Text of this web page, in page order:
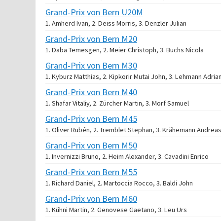
Grand-Prix von Bern U20M
1. Amherd Ivan, 2. Deiss Morris, 3. Denzler Julian
Grand-Prix von Bern M20
1. Daba Temesgen, 2. Meier Christoph, 3. Buchs Nicola
Grand-Prix von Bern M30
1. Kyburz Matthias, 2. Kipkorir Mutai John, 3. Lehmann
Grand-Prix von Bern M40
1. Shafar Vitaliy, 2. Zürcher Martin, 3. Morf Samuel
Grand-Prix von Bern M45
1. Oliver Rubén, 2. Tremblet Stephan, 3. Krähemann Andreas
Grand-Prix von Bern M50
1. Invernizzi Bruno, 2. Heim Alexander, 3. Cavadini Enrico
Grand-Prix von Bern M55
1. Richard Daniel, 2. Martoccia Rocco, 3. Baldi John
Grand-Prix von Bern M60
1. Kühni Martin, 2. Genovese Gaetano, 3. Leu Urs